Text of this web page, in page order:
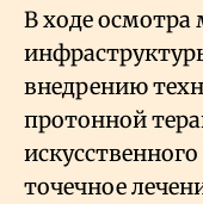
В ходе
внедрению
протонной
точечное